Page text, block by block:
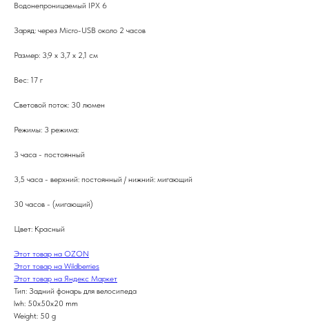
Водонепроницаемый IPX 6
Заряд: через Micro-USB около 2 часов
Размер: 3,9 х 3,7 х 2,1 см
Вес: 17 г
Световой поток: 30 люмен
Режимы: 3 режима:
3 часа - постоянный
3,5 часа - верхний: постоянный / нижний: мигающий
30 часов - (мигающий)
Цвет: Красный
Этот товар на OZON
Этот товар на Wildberries
Этот товар на Яндекс Маркет
Тип: Задний фонарь для велосипеда
lwh: 50x50x20 mm
Weight: 50 g